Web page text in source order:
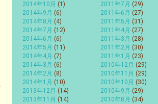
2014年10月 (1)
2014年9月 (6)
2014年8月 (4)
2014年7月 (12)
2014年6月 (6)
2014年5月 (11)
2014年4月 (7)
2014年3月 (6)
2014年2月 (8)
2014年1月 (10)
2013年12月 (14)
2013年11月 (14)
2011年7月 (29)
2011年6月 (27)
2011年5月 (31)
2011年4月 (27)
2011年3月 (28)
2011年2月 (30)
2011年1月 (23)
2010年12月 (29)
2010年11月 (29)
2010年10月 (30)
2010年9月 (29)
2010年8月 (34)